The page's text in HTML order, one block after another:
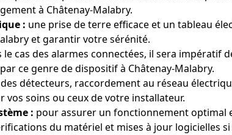
à Châtenay-Malabry.
: une prise de terre efficace et un tableau
et garantir votre sérénité.
le cas des alarmes connectées, il sera
ce genre de dispositif à Châtenay-Malabry.
détecteurs, raccordement au réseau
soins ou ceux de votre installateur.
: pour assurer un fonctionnement optimal
du matériel et mises à jour logicielles